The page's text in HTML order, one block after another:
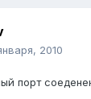
2010
порт